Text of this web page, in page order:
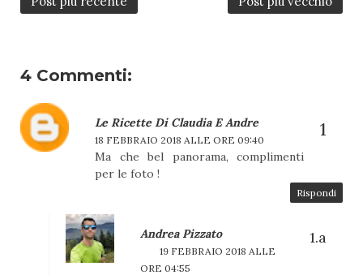
4 Commenti:
Le Ricette Di Claudia E Andre
18 FEBBRAIO 2018 ALLE ORE 09:40
Ma che bel panorama, complimenti
per le foto !
Rispondi
Andrea Pizzato
19 FEBBRAIO 2018 ALLE
ORE 04:55